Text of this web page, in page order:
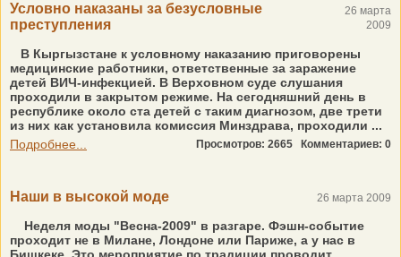
Условно наказаны за безусловные
преступления
26 марта
2009
В Кыргызстане к условному наказанию приговорены
медицинские работники, ответственные за заражение
детей ВИЧ-инфекцией. В Верховном суде слушания
проходили в закрытом режиме. На сегодняшний день в
республике около ста детей с таким диагнозом, две трети
из них как установила комиссия Минздрава, проходили ...
Подробнее...
Просмотров: 2665 Комментариев: 0
Наши в высокой моде 26 марта 2009
Неделя моды "Весна-2009" в разгаре. Фэшн-событие
проходит не в Милане, Лондоне или Париже, а у нас в